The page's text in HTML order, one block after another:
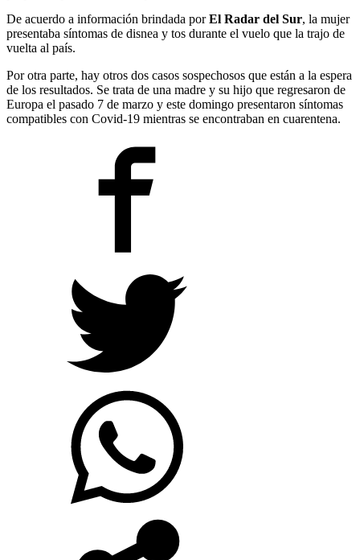
De acuerdo a información brindada porEl Radar del Sur, la mujer
presentaba síntomas de disnea y tos durante el vuelo que la trajo de
vuelta al país.
Por otra parte, hay otros dos casos sospechosos que están a la espera
de los resultados. Se trata de una madre y su hijo que regresaron de
Europa el pasado 7 de marzo y este domingo presentaron síntomas
compatibles con Covid-19 mientras se encontraban en cuarentena.